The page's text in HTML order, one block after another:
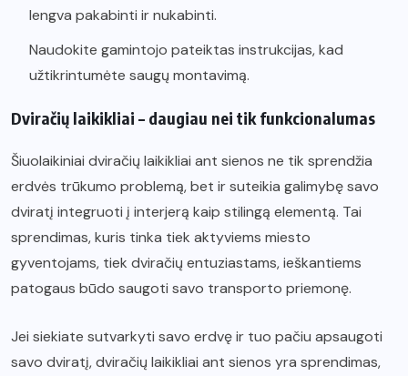
lengva pakabinti ir nukabinti.
Naudokite gamintojo pateiktas instrukcijas, kad
užtikrintumėte saugų montavimą.
Dviračių laikikliai – daugiau nei tik funkcionalumas
Šiuolaikiniai dviračių laikikliai ant sienos ne tik sprendžia
erdvės trūkumo problemą, bet ir suteikia galimybę savo
dviratį integruoti į interjerą kaip stilingą elementą. Tai
sprendimas, kuris tinka tiek aktyviems miesto
gyventojams, tiek dviračių entuziastams, ieškantiems
patogaus būdo saugoti savo transporto priemonę.
Jei siekiate sutvarkyti savo erdvę ir tuo pačiu apsaugoti
savo dviratį, dviračių laikikliai ant sienos yra sprendimas,